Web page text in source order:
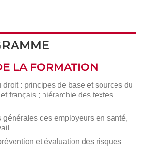
LA FORMATION
droit : principes de base et sources du
français ; hiérarchie des textes
générales des employeurs en santé,
et évaluation des risques